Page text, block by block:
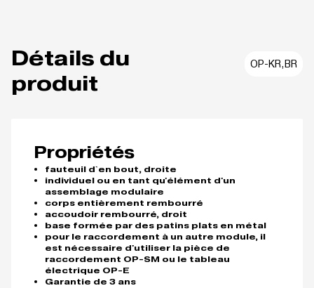
Détails du
produit
OP-KR,BR
Propriétés
fauteuil d`en bout, droite
individuel ou en tant qu'élément d'un
assemblage modulaire
corps entièrement rembourré
accoudoir rembourré, droit
base formée par des patins plats en métal
pour le raccordement à un autre module, il
est nécessaire d'utiliser la pièce de
raccordement OP-SM ou le tableau
électrique OP-E
Garantie de 3 ans